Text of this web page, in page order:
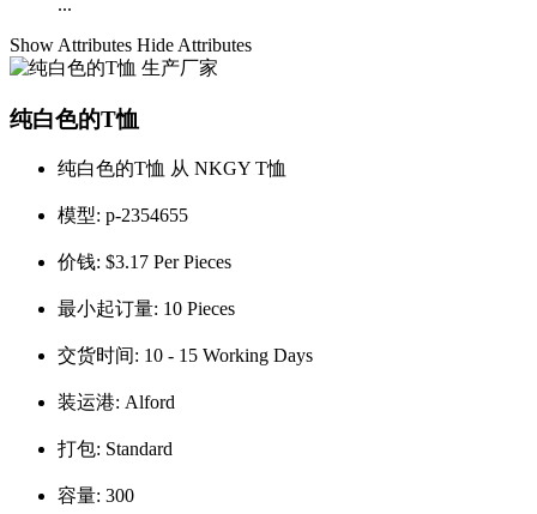
Show Attributes Hide Attributes
纯白色的T恤
纯白色的T恤 从 NKGY T恤
模型: p-2354655
价钱: $3.17 Per Pieces
最小起订量: 10 Pieces
交货时间: 10 - 15 Working Days
装运港: Alford
打包: Standard
容量: 300